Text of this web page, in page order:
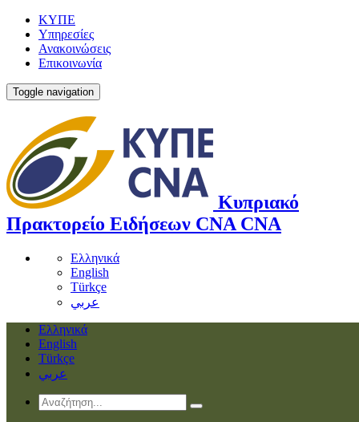
ΚΥΠΕ
Υπηρεσίες
Ανακοινώσεις
Επικοινωνία
Toggle navigation
Κυπριακό
Πρακτορείο Ειδήσεων CNA CNA
Ελληνικά
English
Türkçe
عربي
Ελληνικά
English
Türkçe
عربي